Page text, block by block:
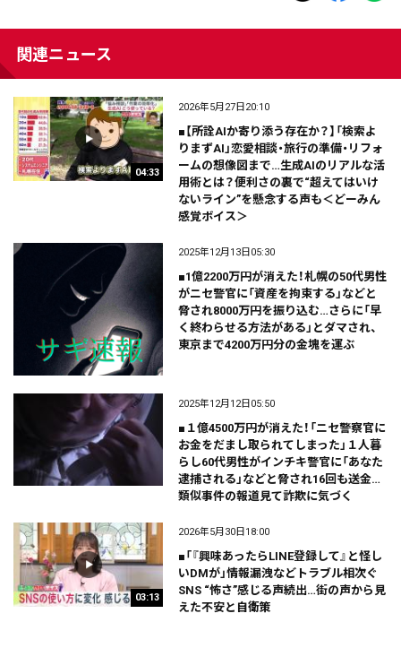
関連ニュース
04:33
2026年5月27日20:10
■【所詮AIか寄り添う存在か？】「検索よ
りまずAI」恋愛相談・旅行の準備・リフォ
ームの想像図まで…生成AIのリアルな活
用術とは？便利さの裏で“超えてはいけ
ないライン”を懸念する声も＜どーみん
感覚ボイス＞
2025年12月13日05:30
■1億2200万円が消えた！札幌の50代男性
がニセ警官に「資産を拘束する」などと
脅され8000万円を振り込む…さらに「早
く終わらせる方法がある」とダマされ、
東京まで4200万円分の金塊を運ぶ
2025年12月12日05:50
■１億4500万円が消えた！「ニセ警察官に
お金をだまし取られてしまった」１人暮
らし60代男性がインチキ警官に「あなた
逮捕される」などと脅され16回も送金…
類似事件の報道見て詐欺に気づく
03:13
2026年5月30日18:00
■「『興味あったらLINE登録して』と怪し
いDMが」情報漏洩などトラブル相次ぐ
SNS “怖さ”感じる声続出…街の声から見
えた不安と自衛策